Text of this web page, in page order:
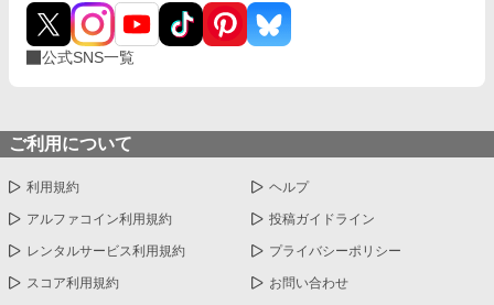
公式SNS一覧
ご利用について
利用規約 ヘルプ
アルファコイン利用規約 投稿ガイドライン
レンタルサービス利用規約 プライバシーポリシー
スコア利用規約 お問い合わせ